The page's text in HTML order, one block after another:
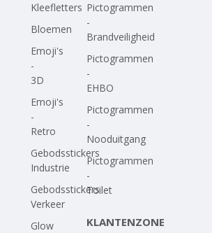
ontwerp
Kleefletters
Bloemen
Emoji's
-
3D
Emoji's
-
Retro
Gebodsstickers
Industrie
Gebodsstickers
Verkeer
Glow
Pictogrammen
-
Brandveiligheid
Pictogrammen
-
EHBO
Pictogrammen
-
Nooduitgang
Pictogrammen
-
Toilet
KLANTENZONE